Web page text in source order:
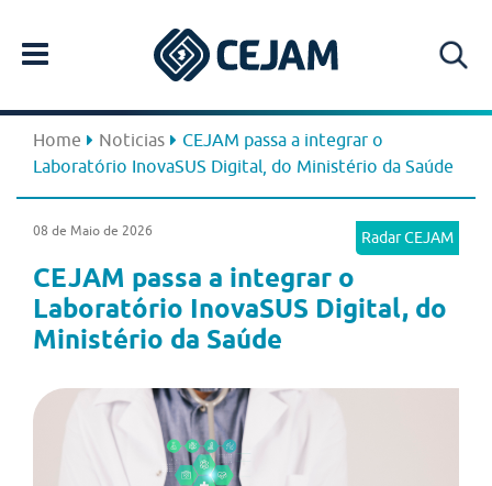
Home Noticias
CEJAM passa a integrar o
Laboratório InovaSUS Digital, do Ministério da Saúde
Radar CEJAM
08 de Maio de 2026
CEJAM passa a integrar o
Laboratório InovaSUS Digital, do
Ministério da Saúde